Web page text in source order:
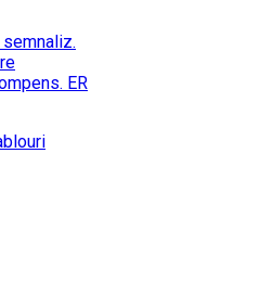
semnaliz.
ER